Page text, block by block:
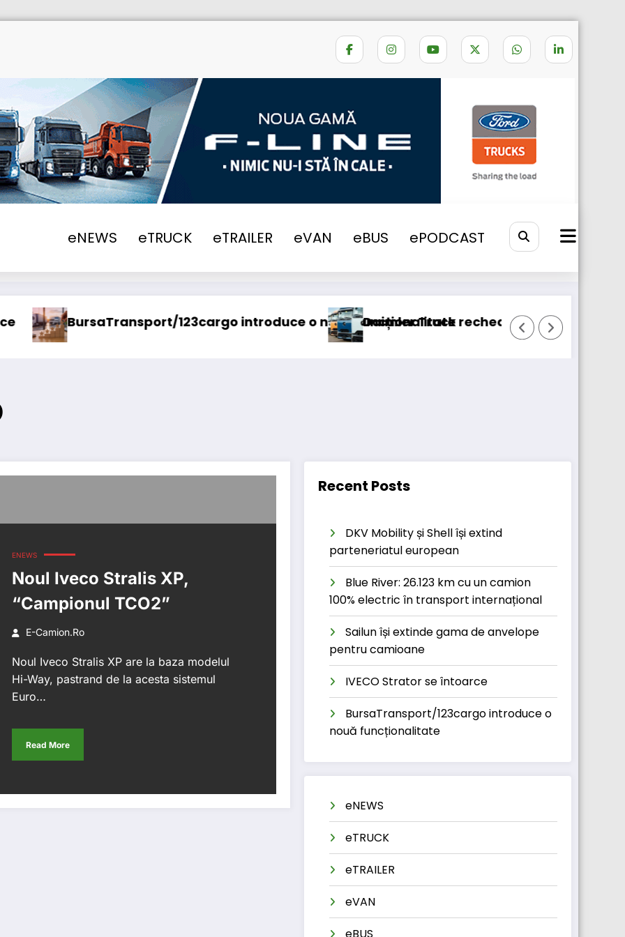
eNEWS eTRUCK eTRAILER eVAN eBUS ePODCAST
stralis xp
123cargo introduce o nouă funcționalitateDaimler Truck recheamă în service peste 131.000 de
DKV
ENEWS
Noul Iveco Stralis XP,
“Campionul TCO2”
E-Camion.ro
Noul Iveco Stralis XP are la baza modelul
Hi-Way, pastrand de la acesta sistemul
Euro…
Read More
Recent Posts
DKV Mobility și Shell își extind
parteneriatul european
Blue River: 26.123 km cu un camion
100% electric în transport internațional
Sailun își extinde gama de anvelope
pentru camioane
IVECO Strator se întoarce
BursaTransport/123cargo introduce o
nouă funcționalitate
eNEWS
eTRUCK
eTRAILER
eVAN
eBUS